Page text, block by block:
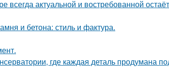
всегда актуальной и востребованной
и бетона: стиль и фактура.
где каждая деталь продумана